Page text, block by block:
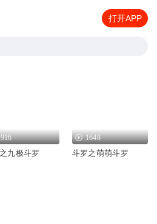
打开APP
九极斗罗
1648
斗罗之萌萌斗罗